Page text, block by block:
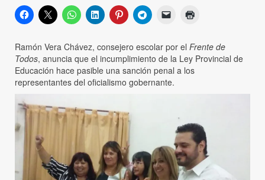
Ramón Vera Chávez, consejero escolar por el Frente de
Todos, anuncia que el incumplimiento de la Ley Provincial de
Educación hace pasible una sanción penal a los
representantes del oficialismo gobernante.